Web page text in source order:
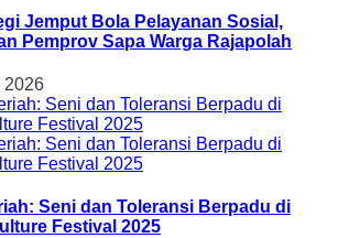
Jemput Bola Pelayanan Sosial,
Pemprov Sapa Warga Rajapolah
2026
Seni dan Toleransi Berpadu di
Festival 2025